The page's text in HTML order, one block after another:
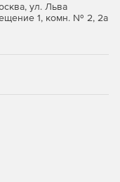
отчетов.
а также
узлов.
ул. Льва
1, комн. № 2, 2а